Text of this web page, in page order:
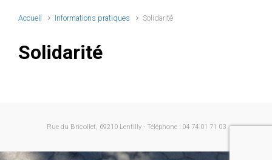
Accueil Informations pratiques Solidarité
Solidarité
Rue du Bricollet, 69210 Lentilly - Téléphone : 04 74 01 71 03